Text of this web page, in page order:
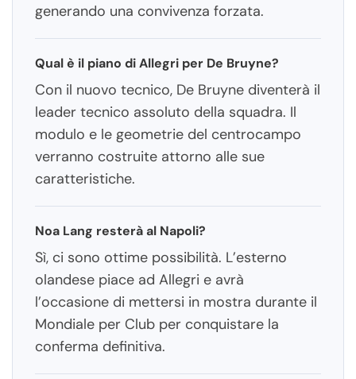
generando una convivenza forzata.
Qual è il piano di Allegri per De Bruyne?
Con il nuovo tecnico, De Bruyne diventerà il
leader tecnico assoluto della squadra. Il
modulo e le geometrie del centrocampo
verranno costruite attorno alle sue
caratteristiche.
Noa Lang resterà al Napoli?
Sì, ci sono ottime possibilità. L’esterno
olandese piace ad Allegri e avrà
l’occasione di mettersi in mostra durante il
Mondiale per Club per conquistare la
conferma definitiva.